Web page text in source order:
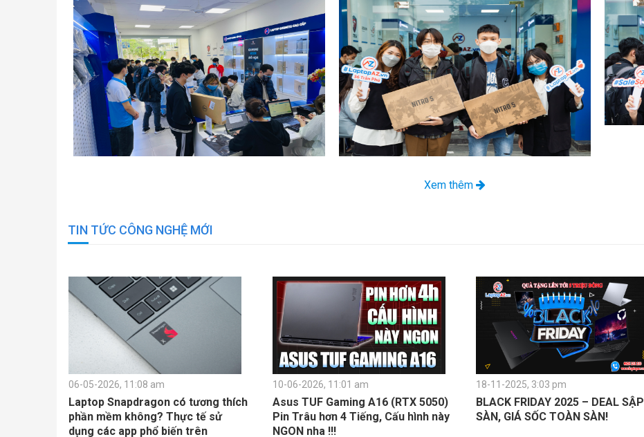
Xem thêm
TIN TỨC CÔNG NGHỆ MỚI
06-05-2026, 11:08 am
Laptop Snapdragon có tương thích
phần mềm không? Thực tế sử
dụng các app phổ biến trên
10-06-2026, 11:01 am
Asus TUF Gaming A16 (RTX 5050)
Pin Trâu hơn 4 Tiếng, Cấu hình này
NGON nha !!!
18-11-2025, 3:03 pm
BLACK FRIDAY 2025 – DEAL SẬP
SÀN, GIÁ SỐC TOÀN SÀN!